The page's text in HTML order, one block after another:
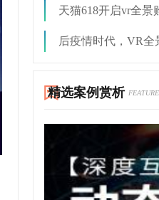
后疫情时代，VR全
精选案例赏析